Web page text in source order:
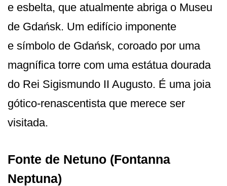
e esbelta, que atualmente abriga o Museu
de Gdańsk. Um edifício imponente
e símbolo de Gdańsk, coroado por uma
magnífica torre com uma estátua dourada
do Rei Sigismundo II Augusto. É uma joia
gótico-renascentista que merece ser
visitada.
Fonte de Netuno (Fontanna
Neptuna)